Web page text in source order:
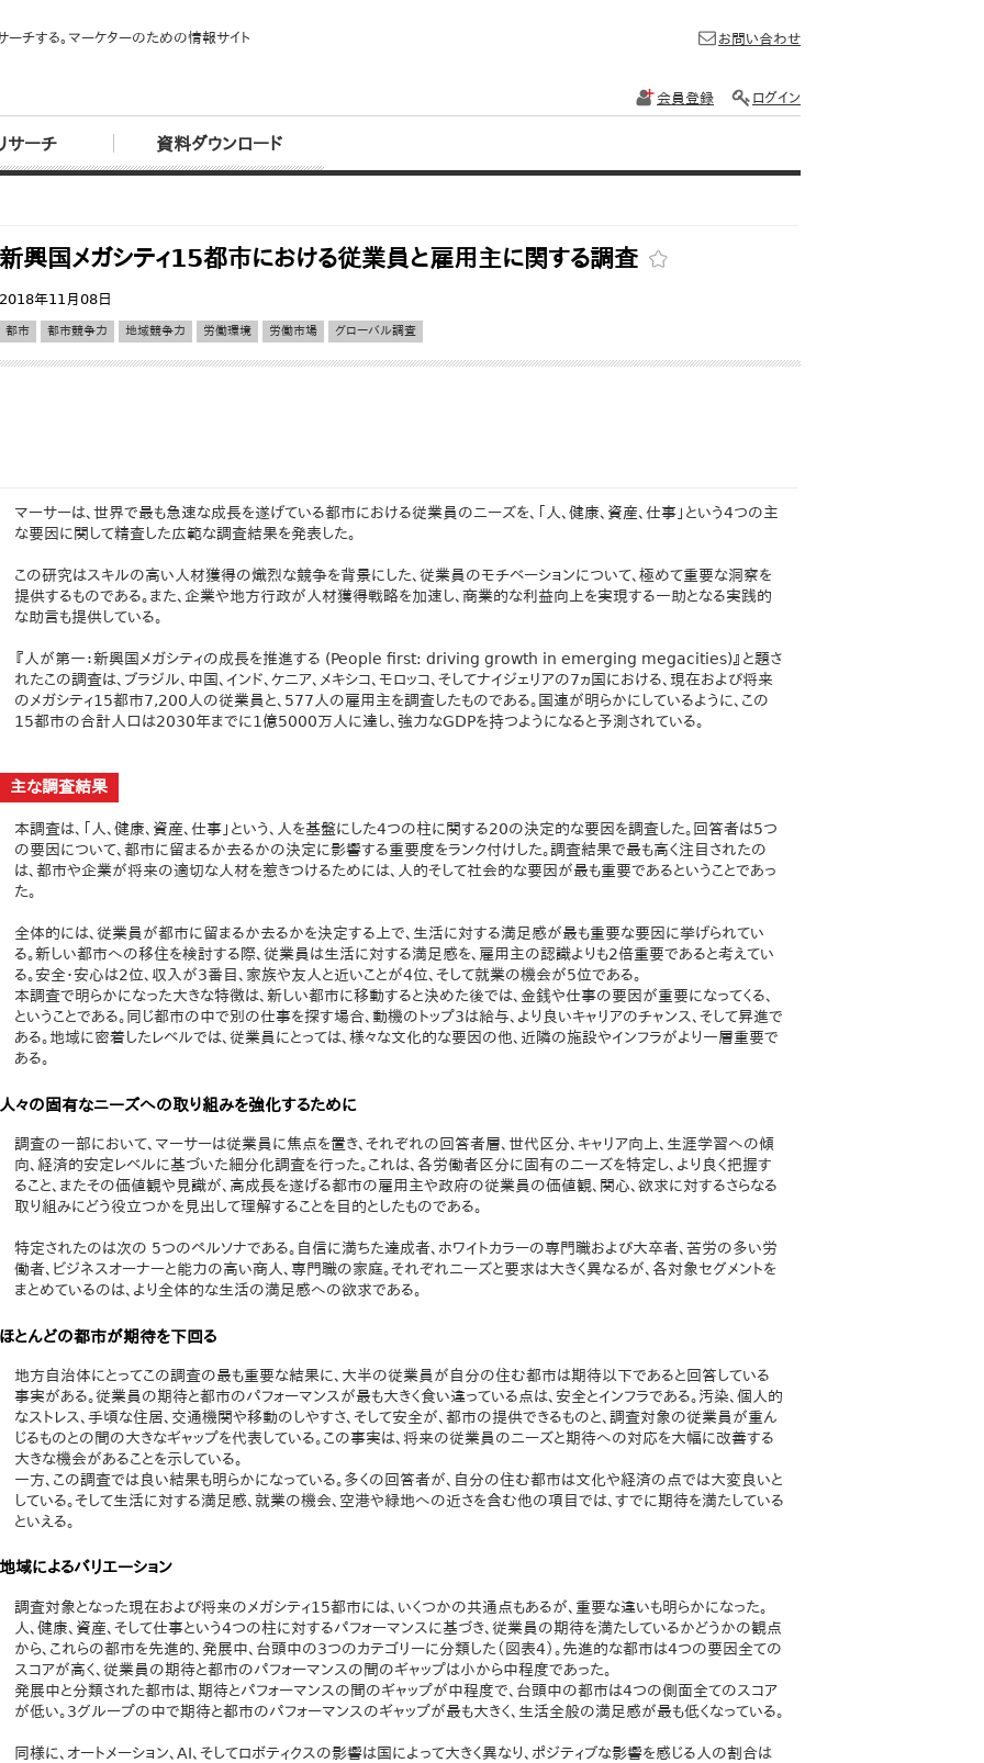
ーチする。マーケターのための情報サイト
サーチ 資料ダウンロード
お問い合わせ
会員登録 ログイン
新興国メガシティ15都市における従業員と雇用主に関する調査
2018年11月08日
都市 都市競争力 地域競争力 労働環境 労働市場 グローバル調査
マーサーは、世界で最も急速な成長を遂げている都市における従業員のニーズを、「人、健康、資産、仕事」という4つの主
な要因に関して精査した広範な調査結果を発表した。
この研究はスキルの高い人材獲得の熾烈な競争を背景にした、従業員のモチベーションについて、極めて重要な洞察を
提供するものである。また、企業や地方行政が人材獲得戦略を加速し、商業的な利益向上を実現する一助となる実践的
な助言も提供している。
『人が第一：新興国メガシティの成長を推進する (People first: driving growth in emerging megacities)』と題さ
れたこの調査は、ブラジル、中国、インド、ケニア、メキシコ、モロッコ、そしてナイジェリアの7ヵ国における、現在および将来
のメガシティ15都市7,200人の従業員と、577人の雇用主を調査したものである。国連が明らかにしているように、この
15都市の合計人口は2030年までに1億5000万人に達し、強力なGDPを持つようになると予測されている。
主な調査結果
本調査は、「人、健康、資産、仕事」という、人を基盤にした4つの柱に関する20の決定的な要因を調査した。回答者は5つ
の要因について、都市に留まるか去るかの決定に影響する重要度をランク付けした。調査結果で最も高く注目されたの
は、都市や企業が将来の適切な人材を惹きつけるためには、人的そして社会的な要因が最も重要であるということであっ
た。
全体的には、従業員が都市に留まるか去るかを決定する上で、生活に対する満足感が最も重要な要因に挙げられてい
る。新しい都市への移住を検討する際、従業員は生活に対する満足感を、雇用主の認識よりも2倍重要であると考えてい
る。安全・安心は2位、収入が3番目、家族や友人と近いことが4位、そして就業の機会が5位である。
本調査で明らかになった大きな特徴は、新しい都市に移動すると決めた後では、金銭や仕事の要因が重要になってくる、
ということである。同じ都市の中で別の仕事を探す場合、動機のトップ3は給与、より良いキャリアのチャンス、そして昇進で
ある。地域に密着したレベルでは、従業員にとっては、様々な文化的な要因の他、近隣の施設やインフラがより一層重要で
ある。
人々の固有なニーズへの取り組みを強化するために
調査の一部において、マーサーは従業員に焦点を置き、それぞれの回答者層、世代区分、キャリア向上、生涯学習への傾
向、経済的安定レベルに基づいた細分化調査を行った。これは、各労働者区分に固有のニーズを特定し、より良く把握す
ること、またその価値観や見識が、高成長を遂げる都市の雇用主や政府の従業員の価値観、関心、欲求に対するさらなる
取り組みにどう役立つかを見出して理解することを目的としたものである。
特定されたのは次の 5つのペルソナである。自信に満ちた達成者、ホワイトカラーの専門職および大卒者、苦労の多い労
働者、ビジネスオーナーと能力の高い商人、専門職の家庭。それぞれニーズと要求は大きく異なるが、各対象セグメントを
まとめているのは、より全体的な生活の満足感への欲求である。
ほとんどの都市が期待を下回る
地方自治体にとってこの調査の最も重要な結果に、大半の従業員が自分の住む都市は期待以下であると回答している
事実がある。従業員の期待と都市のパフォーマンスが最も大きく食い違っている点は、安全とインフラである。汚染、個人的
なストレス、手頃な住居、交通機関や移動のしやすさ、そして安全が、都市の提供できるものと、調査対象の従業員が重ん
じるものとの間の大きなギャップを代表している。この事実は、将来の従業員のニーズと期待への対応を大幅に改善する
大きな機会があることを示している。
一方、この調査では良い結果も明らかになっている。多くの回答者が、自分の住む都市は文化や経済の点では大変良いと
している。そして生活に対する満足感、就業の機会、空港や緑地への近さを含む他の項目では、すでに期待を満たしている
といえる。
地域によるバリエーション
調査対象となった現在および将来のメガシティ15都市には、いくつかの共通点もあるが、重要な違いも明らかになった。
人、健康、資産、そして仕事という4つの柱に対するパフォーマンスに基づき、従業員の期待を満たしているかどうかの観点
から、これらの都市を先進的、発展中、台頭中の3つのカテゴリーに分類した（図表4）。先進的な都市は4つの要因全ての
スコアが高く、従業員の期待と都市のパフォーマンスの間のギャップは小から中程度であった。
発展中と分類された都市は、期待とパフォーマンスの間のギャップが中程度で、台頭中の都市は4つの側面全てのスコア
が低い。3グループの中で期待と都市のパフォーマンスのギャップが最も大きく、生活全般の満足感が最も低くなっている。
同様に、オートメーション、AI、そしてロボティクスの影響は国によって大きく異なり、ポジティブな影響を感じる人の割合は